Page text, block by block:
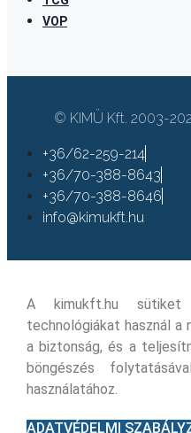
VOP
© KIMÜ Kft. 2003-
+36/62-259-214
+36/70-388-8643
+36/70-388-8646
info@kimukft.hu
A kimukft.hu sütiket
technológiákat használ a
a biztonság, és a
böngészés
használatához.
ADATVÉDELMI